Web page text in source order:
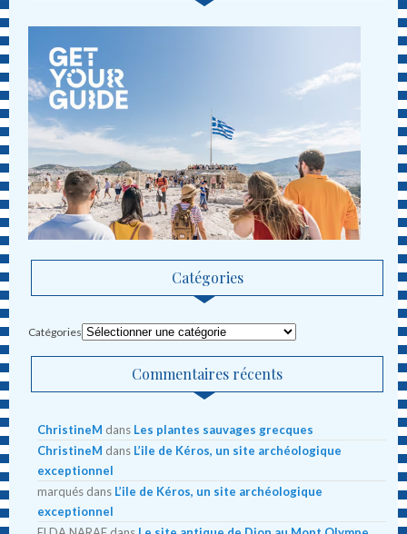
Catégories
Catégories
Commentaires récents
ChristineM dans Les plantes sauvages grecques
ChristineM dans L’ile de Kéros, un site archéologique
exceptionnel
marqués dans L’ile de Kéros, un site archéologique
exceptionnel